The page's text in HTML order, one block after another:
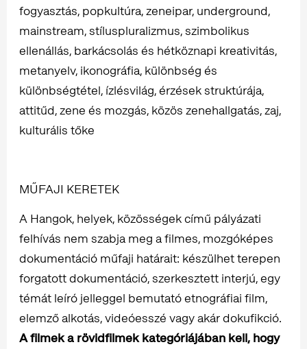
fogyasztás, popkultúra, zeneipar, underground,
mainstream, stíluspluralizmus, szimbolikus
ellenállás, barkácsolás és hétköznapi kreativitás,
metanyelv, ikonográfia, különbség és
különbségtétel, ízlésvilág, érzések struktúrája,
attitűd, zene és mozgás, közös zenehallgatás, zaj,
kulturális tőke
MŰFAJI KERETEK
A Hangok, helyek, közösségek című pályázati
felhívás nem szabja meg a filmes, mozgóképes
dokumentáció műfaji határait: készülhet terepen
forgatott dokumentáció, szerkesztett interjú, egy
témát leíró jelleggel bemutató etnográfiai film,
elemző alkotás, videóesszé vagy akár dokufikció.
A filmek a rövidfilmek kategóriájában kell, hogy